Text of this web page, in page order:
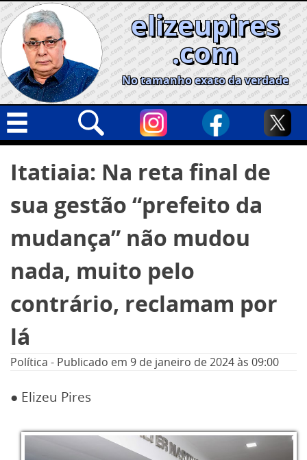
Skip
to
content
elizeupires
.com
No tamanho exato da verdade
Geral
Cidades
Opinião
Informe especial
por:
Itatiaia: Na reta final de
sua gestão “prefeito da
mudança” não mudou
nada, muito pelo
contrário, reclamam por
lá
Política - Publicado em 9 de janeiro de 2024às 09:00
● Elizeu Pires